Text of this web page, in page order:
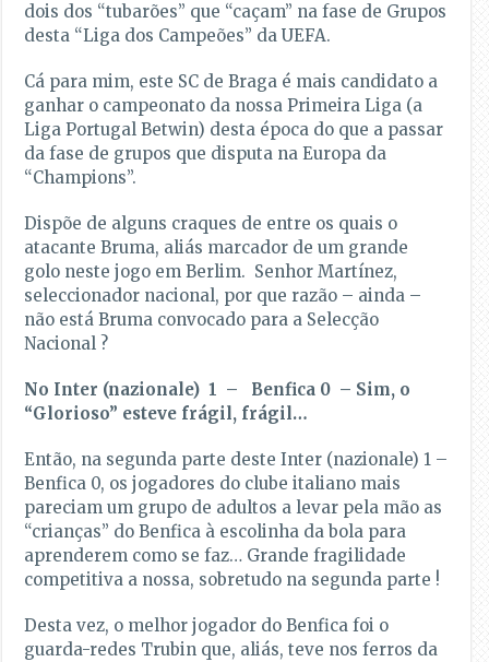
dois dos “tubarões” que “caçam” na fase de Grupos
desta “Liga dos Campeões” da UEFA.
Cá para mim, este SC de Braga é mais candidato a
ganhar o campeonato da nossa Primeira Liga (a
Liga Portugal Betwin) desta época do que a passar
da fase de grupos que disputa na Europa da
“Champions”.
Dispõe de alguns craques de entre os quais o
atacante Bruma, aliás marcador de um grande
golo neste jogo em Berlim. Senhor Martínez,
seleccionador nacional, por que razão – ainda –
não está Bruma convocado para a Selecção
Nacional ?
No Inter (nazionale) 1 – Benfica 0 – Sim, o
“Glorioso” esteve frágil, frágil…
Então, na segunda parte deste Inter (nazionale) 1 –
Benfica 0, os jogadores do clube italiano mais
pareciam um grupo de adultos a levar pela mão as
“crianças” do Benfica à escolinha da bola para
aprenderem como se faz… Grande fragilidade
competitiva a nossa, sobretudo na segunda parte !
Desta vez, o melhor jogador do Benfica foi o
guarda-redes Trubin que, aliás, teve nos ferros da